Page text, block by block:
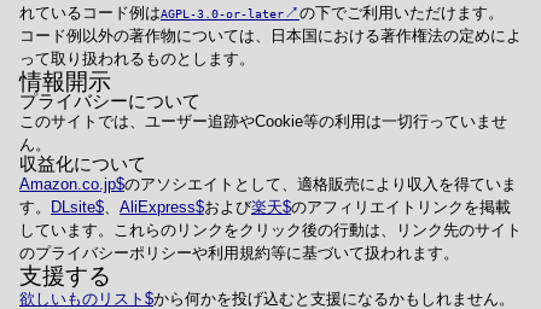
れているコード例はAGPL-3.0-or-later
の下でご利用いただけます。
コード例以外の著作物については、日本国における著作権法の定めによ
って取り扱われるものとします。
情報開示
プライバシーについて
このサイトでは、ユーザー追跡やCookie等の利用は一切行っていませ
ん。
収益化について
Amazon.co.jp のアソシエイトとして、適格販売により収入を得ていま
す。
DLsite 、 AliExpress および楽天 のアフィリエイトリンクを掲載
しています。これらのリンクをクリック後の行動は、リンク先のサイト
のプライバシーポリシーや利用規約等に基づいて扱われます。
支援する
欲しいものリスト
から何かを投げ込むと支援になるかもしれません。